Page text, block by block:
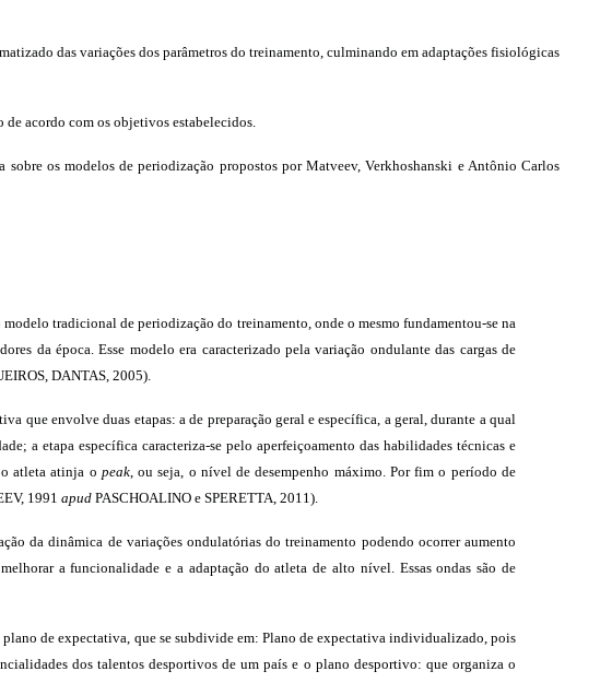
das variações dos parâmetros do treinamento, culminando em adaptações fisiológicas
acordo com os objetivos estabelecidos.
sobre os modelos de periodização propostos porMatveev, Verkhoshanski e Antônio Carlos
tradicional de periodização do treinamento, onde o mesmo fundamentou-se na
da época. Esse modelo era caracterizado pela variação ondulante das cargas de
DANTAS, 2005).
que envolve duas etapas: a de preparação geral e específica, a geral, durante a qual
a etapa específica caracteriza-se pelo aperfeiçoamento das habilidades técnicas e
atleta atinja o peak, ou seja, o nível de desempenho máximo. Por fim o período de
1991 apud PASCHOALINO e SPERETTA, 2011).
da dinâmica de variações ondulatórias do treinamento podendo ocorrer aumento
a funcionalidade e a adaptação do atleta de alto nível. Essas ondas são de
de expectativa, que se subdivide em: Plano de expectativa individualizado, pois
dos talentos desportivos de um país e o plano desportivo: que organiza o